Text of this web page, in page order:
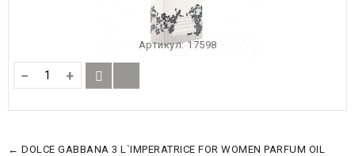
Артикул:17598
− +
← DOLCE GABBANA 3 L`IMPERATRICE FOR WOMEN PARFUM OIL